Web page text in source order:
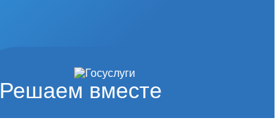
Решаем вместе